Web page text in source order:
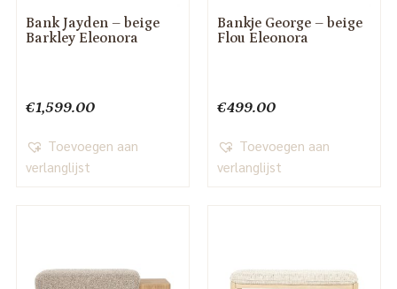
Bank Jayden – beige
Barkley Eleonora
€1,599.00
Toevoegen aan
verlanglijst
Bankje George – beige
Flou Eleonora
€499.00
Toevoegen aan
verlanglijst